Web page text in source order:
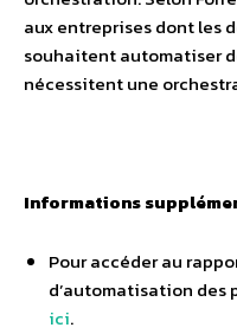
aux entreprises dont les
souhaitent automatiser
nécessitent une
Informations
Pour accéder au
d’automatisation des
ici.